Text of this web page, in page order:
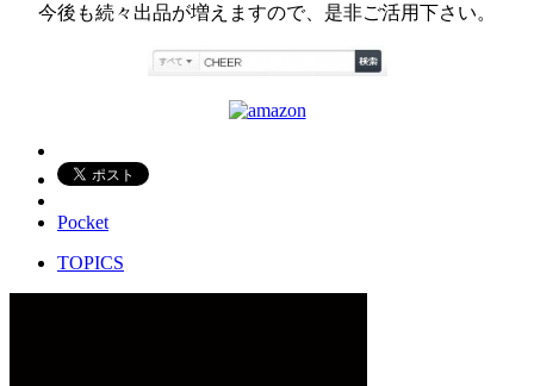
今後も続々出品が増えますので、是非ご活用下さい。
Pocket
TOPICS